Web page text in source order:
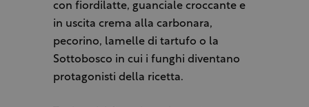
con fiordilatte, guanciale croccante e
in uscita crema alla carbonara,
pecorino, lamelle di tartufo o la
Sottobosco in cui i funghi diventano
protagonisti della ricetta.